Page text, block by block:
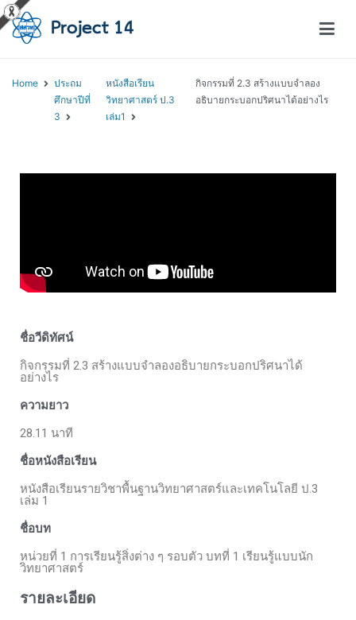
Home
ประถม
ศึกษาปีที่
3
หนังสือเรียน
วิทยาศาสตร์ ป.3
เล่ม1
กิจกรรมที่ 2.3 สร้างแบบจำลอง
อธิบายกระบอกปริศนาได้อย่างไร
ชื่อวีดิทัศน์
กิจกรรมที่ 2.3 สร้างแบบจำลองอธิบายกระบอกปริศนาได้
อย่างไร
ความยาว
28.11 นาที
ชื่อหนังสือเรียน
หนังสือเรียนรายวิชาพื้นฐานวิทยาศาสตร์และเทคโนโลยี ป.3
เล่ม 1
ชื่อบท
หน่วยที่ 1 การเรียนรู้สิ่งต่าง ๆ รอบตัว บทที่ 1 เรียนรู้แบบนัก
วิทยาศาสตร์
รายละเอียด